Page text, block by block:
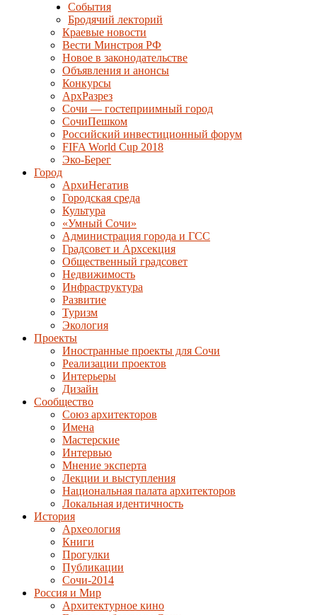
События
Бродячий лекторий
Краевые новости
Вести Минстроя РФ
Новое в законодательстве
Объявления и анонсы
Конкурсы
АрхРазрез
Сочи — гостеприимный город
СочиПешком
Российский инвестиционный форум
FIFA World Cup 2018
Эко-Берег
Город
АрхиНегатив
Городская среда
Культура
«Умный Сочи»
Администрация города и ГСС
Градсовет и Архсекция
Общественный градсовет
Недвижимость
Инфраструктура
Развитие
Туризм
Экология
Проекты
Иностранные проекты для Сочи
Реализации проектов
Интерьеры
Дизайн
Сообщество
Союз архитекторов
Имена
Мастерские
Интервью
Мнение эксперта
Лекции и выступления
Национальная палата архитекторов
Локальная идентичность
История
Археология
Книги
Прогулки
Публикации
Сочи-2014
Россия и Мир
Архитектурное кино